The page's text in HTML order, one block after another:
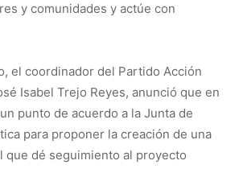
y comunidades y actúe con
el coordinador del Partido Acción
Isabel Trejo Reyes, anunció que en
punto de acuerdo a la Junta de
para proponer la creación de una
que dé seguimiento al proyecto